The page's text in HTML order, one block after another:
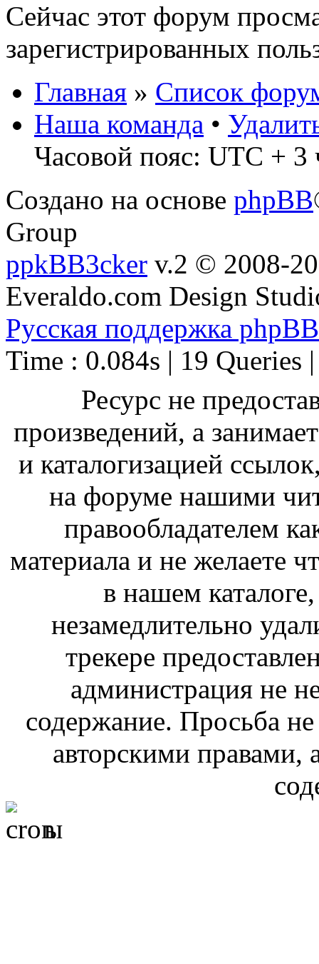
Сейчас этот форум
зарегистрированных
Главная » Список
Наша команда •
Часовой пояс: UTC + 3
Создано на основе phpBB
Group
ppkBB3cker v.2 © 2008-
Everaldo.com Design
Русская поддержка phpBB
Time : 0.084s | 19 Queries
Ресурс не
произведений, а
и каталогизацией
на форуме нашими
правообладателем
материала и не желаете
в нашем
незамедлительно
трекере
администрация не
содержание. Просьба
авторскими правами,
ы